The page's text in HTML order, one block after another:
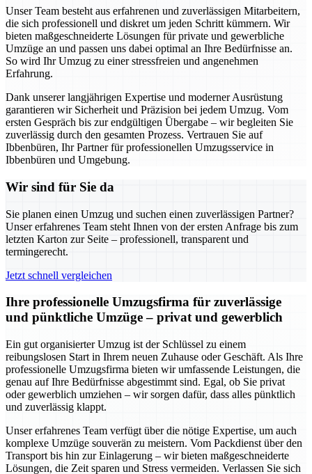
Unser Team besteht aus erfahrenen und zuverlässigen Mitarbeitern,
die sich professionell und diskret um jeden Schritt kümmern. Wir
bieten maßgeschneiderte Lösungen für private und gewerbliche
Umzüge an und passen uns dabei optimal an Ihre Bedürfnisse an.
So wird Ihr Umzug zu einer stressfreien und angenehmen
Erfahrung.
Dank unserer langjährigen Expertise und moderner Ausrüstung
garantieren wir Sicherheit und Präzision bei jedem Umzug. Vom
ersten Gespräch bis zur endgültigen Übergabe – wir begleiten Sie
zuverlässig durch den gesamten Prozess. Vertrauen Sie auf
Ibbenbüren, Ihr Partner für professionellen Umzugsservice in
Ibbenbüren und Umgebung.
Wir sind für Sie da
Sie planen einen Umzug und suchen einen zuverlässigen Partner?
Unser erfahrenes Team steht Ihnen von der ersten Anfrage bis zum
letzten Karton zur Seite – professionell, transparent und
termingerecht.
Jetzt schnell vergleichen
Ihre professionelle Umzugsfirma für zuverlässige
und pünktliche Umzüge – privat und gewerblich
Ein gut organisierter Umzug ist der Schlüssel zu einem
reibungslosen Start in Ihrem neuen Zuhause oder Geschäft. Als Ihre
professionelle Umzugsfirma bieten wir umfassende Leistungen, die
genau auf Ihre Bedürfnisse abgestimmt sind. Egal, ob Sie privat
oder gewerblich umziehen – wir sorgen dafür, dass alles pünktlich
und zuverlässig klappt.
Unser erfahrenes Team verfügt über die nötige Expertise, um auch
komplexe Umzüge souverän zu meistern. Vom Packdienst über den
Transport bis hin zur Einlagerung – wir bieten maßgeschneiderte
Lösungen, die Zeit sparen und Stress vermeiden. Verlassen Sie sich